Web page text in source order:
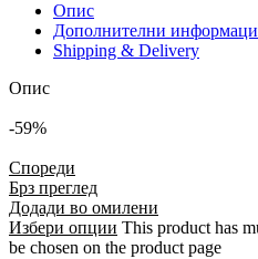
Опис
Дополнителни
Shipping & Delivery
Опис
-59%
Спореди
Брз преглед
Додади во омилени
Избери опции This product has
be chosen on the product page